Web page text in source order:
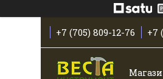
+7 (705) 809-12-76 +7